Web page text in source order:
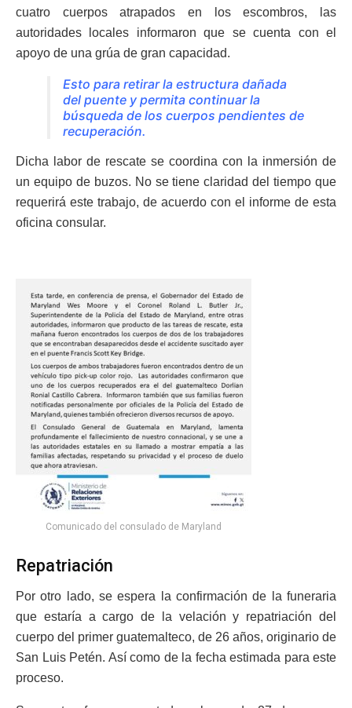
cuatro cuerpos atrapados en los escombros, las
autoridades locales informaron que se cuenta con el
apoyo de una grúa de gran capacidad.
Esto para retirar la estructura dañada
del puente y permita continuar la
búsqueda de los cuerpos pendientes de
recuperación.
Dicha labor de rescate se coordina con la inmersión de
un equipo de buzos. No se tiene claridad del tiempo que
requerirá este trabajo, de acuerdo con el informe de esta
oficina consular.
Comunicado del consulado de Maryland
Repatriación
Por otro lado, se espera la confirmación de la funeraria
que estaría a cargo de la velación y repatriación del
cuerpo del primer guatemalteco, de 26 años, originario de
San Luis Petén. Así como de la fecha estimada para este
proceso.